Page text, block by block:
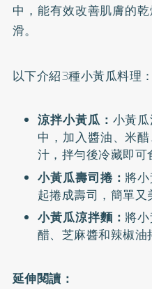
中，能有效改善肌膚的
滑。
以下介紹3種小黃瓜料理：
涼拌小黃瓜： 小黃
中，加入醬油、米
汁，拌勻後冷藏即可
小黃瓜壽司捲：將
起捲成壽司，簡單又
小黃瓜涼拌麵：將
醋、芝麻醬和辣椒油
延伸閱讀：